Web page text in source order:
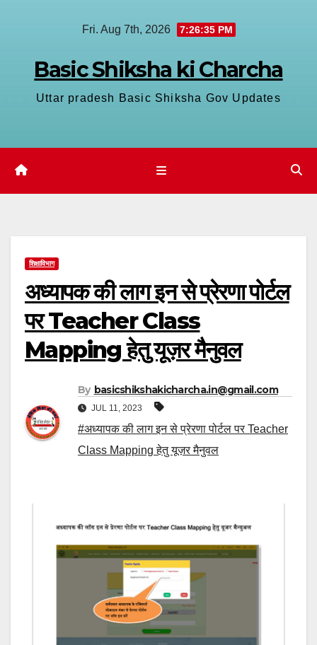
Fri. Aug 7th, 2026 7:26:36 PM
Basic Shiksha ki Charcha
Uttar pradesh Basic Shiksha Gov Updates
शिक्षाविभाग
अध्यापक की लाग इन से प्रेरणा पोर्टल
पर Teacher Class
Mapping हेतु यूज़र मैनुवल
By basicshikshakicharcha.in@gmail.com
JUL 11, 2023
#अध्यापक की लाग इन से प्रेरणा पोर्टल पर Teacher
Class Mapping हेतु यूज़र मैनुवल